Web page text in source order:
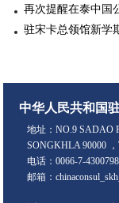
再次提醒在泰中国
驻宋卡总领馆新学
中华人民共和国
地址：NO.9 SADAO
SONGKHLA 90000
电话：0066-7-4300798
邮箱：